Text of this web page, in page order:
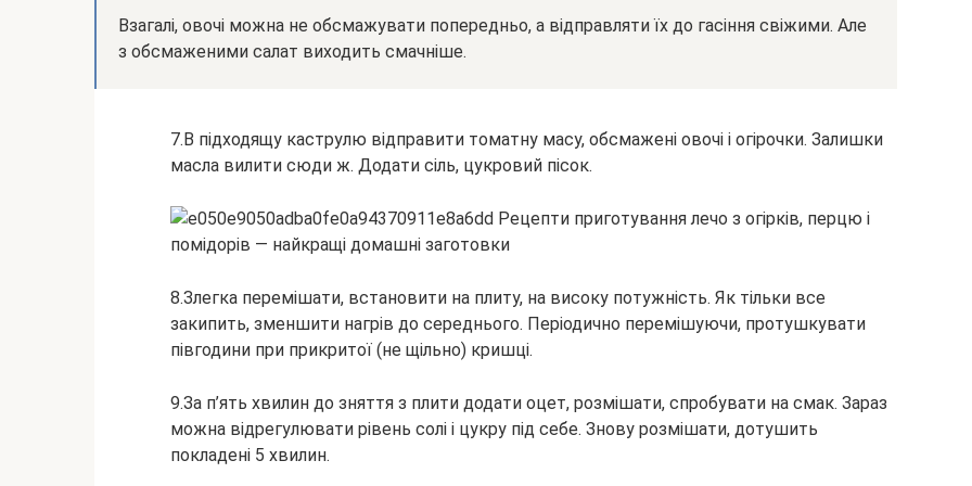
Взагалі, овочі можна не обсмажувати попередньо, а відправляти їх до гасіння свіжими. Але
з обсмаженими салат виходить смачніше.
7.В підходящу каструлю відправити томатну масу, обсмажені овочі і огірочки. Залишки
масла вилити сюди ж. Додати сіль, цукровий пісок.
8.Злегка перемішати, встановити на плиту, на високу потужність. Як тільки все
закипить, зменшити нагрів до середнього. Періодично перемішуючи, протушкувати
півгодини при прикритої (не щільно) кришці.
9.За п’ять хвилин до зняття з плити додати оцет, розмішати, спробувати на смак. Зараз
можна відрегулювати рівень солі і цукру під себе. Знову розмішати, дотушить
покладені 5 хвилин.